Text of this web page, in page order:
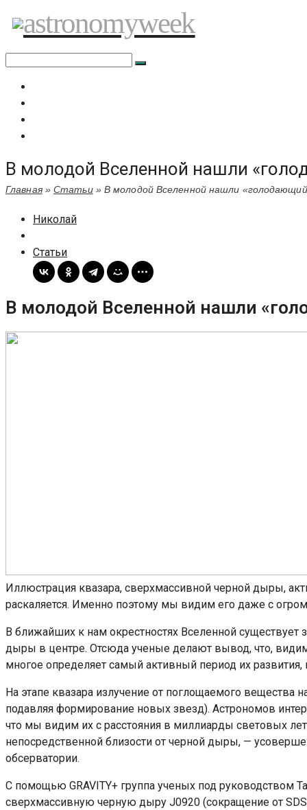
astronomyweek
В молодой Вселенной нашли
Главная»Статьи» В молодой Вселенной нашли
Николай
Статьи
В молодой Вселенной нашли
Иллюстрация квазара, сверхмассивной черной дыры,
раскаляется. Именно поэтому мы видим его даже с
В ближайших к нам окрестностях Вселенной
дыры в центре. Отсюда ученые делают вывод, что,
многое определяет самый активный период их развития,
На этапе квазара излучение от поглощаемого вещества
подавляя формирование новых звезд). Астрономов
что мы видим их с расстояния в миллиарды световых
непосредственной близости от черной дыры, —
обсерватории.
С помощью GRAVITY+ группа ученых под руководством
сверхмассивную черную дыру J0920 (сокращение от